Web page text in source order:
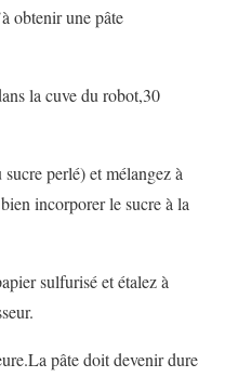
obtenir une pâte
la cuve du robot,30
perlé) et mélangez à
incorporer le sucre à la
sulfurisé et étalez à
pâte doit devenir dure